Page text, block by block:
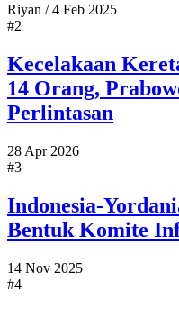
Riyan / 4 Feb 2025
#2
Kecelakaan
14 Orang,
Perlintasan
28 Apr 2026
#3
Indonesia-
Bentuk Komite
14 Nov 2025
#4